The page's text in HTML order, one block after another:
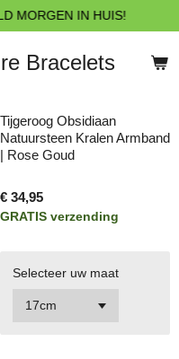
Bracelets
MORGEN IN HUIS!
Tijgeroog Obsidiaan
Natuursteen Kralen Armband
| Rose Goud
€ 34,95
GRATIS verzending
Selecteer uw maat